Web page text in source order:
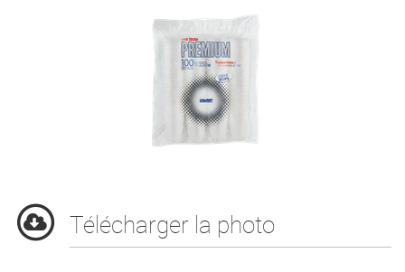
Télécharger la photo